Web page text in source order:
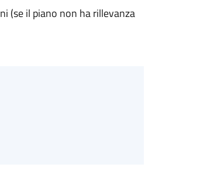
(se il piano non ha rillevanza